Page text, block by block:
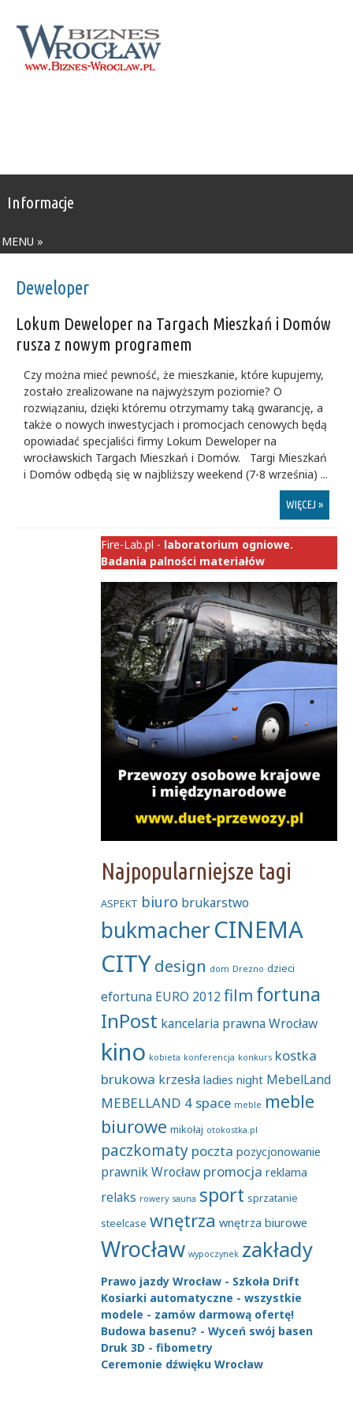
Informacje
MENU »
Deweloper
Lokum Deweloper na Targach Mieszkań i Domów
rusza z nowym programem
Czy można mieć pewność, że mieszkanie, które kupujemy,
zostało zrealizowane na najwyższym poziomie? O
rozwiązaniu, dzięki któremu otrzymamy taką gwarancję, a
także o nowych inwestycjach i promocjach cenowych będą
opowiadać specjaliści firmy Lokum Deweloper na
wrocławskich Targach Mieszkań i Domów. Targi Mieszkań
i Domów odbędą się w najbliższy weekend (7-8 września) ...
WIĘCEJ »
Fire-Lab.pl - laboratorium ogniowe.
Badania palności materiałów
Najpopularniejsze tagi
ASPEKT biuro brukarstwo
bukmacherCINEMA
CITYdesign dom Drezno dzieci
efortuna EURO 2012film fortuna
InPost kancelaria prawna Wrocław
kino kobieta konferencja konkurs kostka
brukowa krzesła ladies night MebelLand
MEBELLAND 4 space meble meble
biurowe mikołaj otokostka.pl
paczkomaty poczta pozycjonowanie
prawnik Wrocław promocja reklama
relaks rowery sauna sport sprzatanie
steelcase wnętrza wnętrza biurowe
Wrocław wypoczynek zakłady
Prawo jazdy Wrocław - Szkoła Drift
Kosiarki automatyczne - wszystkie
modele - zamów darmową ofertę!
Budowa basenu? - Wyceń swój basen
Druk 3D - fibometry
Ceremonie dźwięku Wrocław